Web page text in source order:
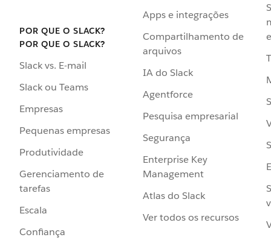
POR QUE O SLACK?
POR QUE O SLACK?
Slack vs. E-mail
Slack ou Teams
Empresas
Pequenas empresas
Produtividade
Gerenciamento de
tarefas
Escala
Confiança
Apps e integrações
Compartilhamento de
arquivos
IA do Slack
Agentforce
Pesquisa empresarial
Segurança
Enterprise Key
Management
Atlas do Slack
Ver todos os recursos